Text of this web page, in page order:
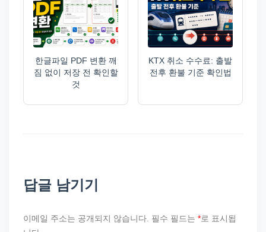
한글파일 PDF 변환 깨
짐 없이 저장 전 확인할
것
KTX 취소 수수료: 출발
전후 환불 기준 확인법
답글 남기기
이메일 주소는 공개되지 않습니다. 필수 필드는 *로 표시됩